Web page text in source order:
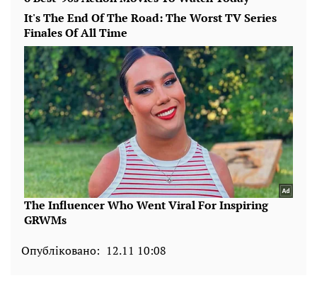
Опубліковано: 12.11 10:08